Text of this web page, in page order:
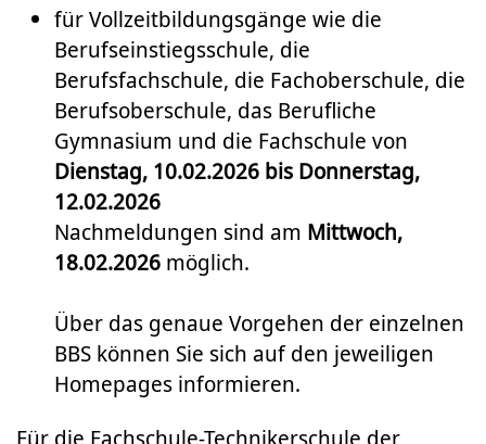
für Vollzeitbildungsgänge wie die
Berufseinstiegsschule, die
Berufsfachschule, die Fachoberschule, die
Berufsoberschule, das Berufliche
Gymnasium und die Fachschule von
Dienstag, 10.02.2026 bis Donnerstag,
12.02.2026
Nachmeldungen sind am Mittwoch,
18.02.2026 möglich.
Über das genaue Vorgehen der einzelnen
BBS können Sie sich auf den jeweiligen
Homepages informieren.
Für die Fachschule-Technikerschule der